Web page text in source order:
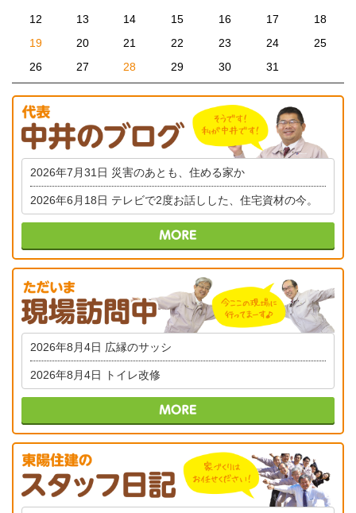
12
13 14 15 16 17
18
19
20 21 22 23 24
25
26
27 28 29 30 31
2026年7月31日 災害のあとも、住める家か
2026年6月18日 テレビで2度お話しした、住宅資材の今。
2026年8月4日 広縁のサッシ
2026年8月4日 トイレ改修